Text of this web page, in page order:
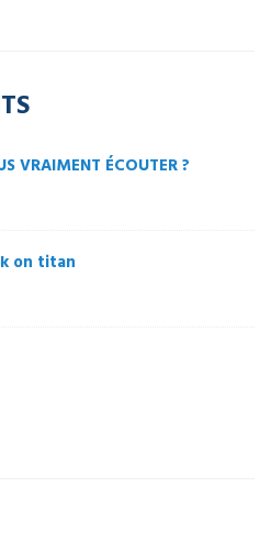
VRAIMENT ÉCOUTER ?
on titan